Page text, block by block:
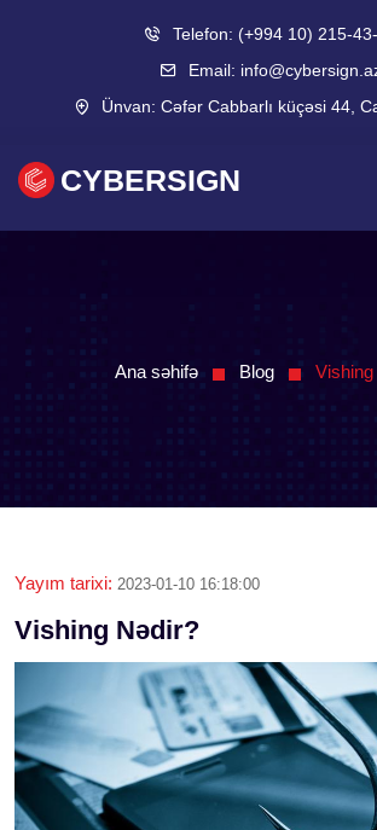
Telefon: (+994 10) 215-
Email:
Ünvan: Cəfər Cabbarlı küçəsi 44,
CYBERSIGN
Ana səhifə Blog
Yayım tarixi: 2023-01-10 16:18:00
Vishing Nədir?